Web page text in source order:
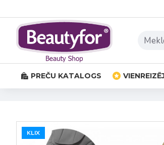
PREČU KATALOGS
KLIX
KLIX